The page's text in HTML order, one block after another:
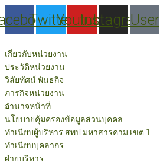
to
content
TwitterYoutube
Instagram
User
เกี่ยวกับหน่วยงาน
ประวัติหน่วยงาน
วิสัยทัศน์ พันธกิจ
ภารกิจหน่วยงาน
อำนาจหน้าที่
นโยบายคุ้มครองข้อมูลส่วนบุคคล
ทำเนียบผู้บริหาร สพป.มหาสารคาม เขต 1
ทำเนียบบุคลากร
ฝ่ายบริหาร